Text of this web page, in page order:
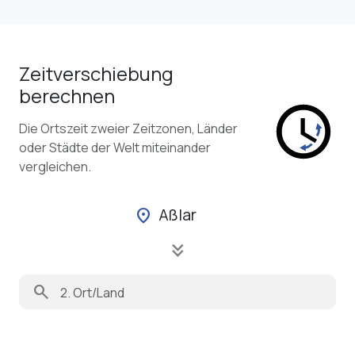
Zeitverschiebung
berechnen
Die Ortszeit zweier Zeitzonen, Länder
oder Städte der Welt miteinander
vergleichen.
location_on Aßlar
keyboard_double_arrow_down
search